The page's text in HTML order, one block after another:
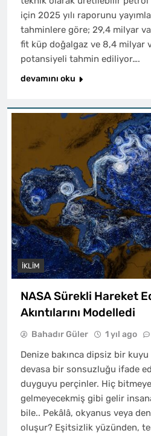
için 2025 yılı raporunu
tahminlere göre; 29,4 milyar
fit küp doğalgaz ve 8,4 milyar
potansiyeli tahmin ediliyor….
devamını oku
İKLIM
NASA Sürekli Hareket
Akıntılarını Modelledi
Bahadır Güler 1 yıl ago
Denize bakınca dipsiz bir
devasa bir sonsuzluğu ifade
duyguyu perçinler. Hiç
gelmeyecekmiş gibi gelir
bile.. Pekâlâ, okyanus veya
oluşur? Eşitsizlik yüzünden,